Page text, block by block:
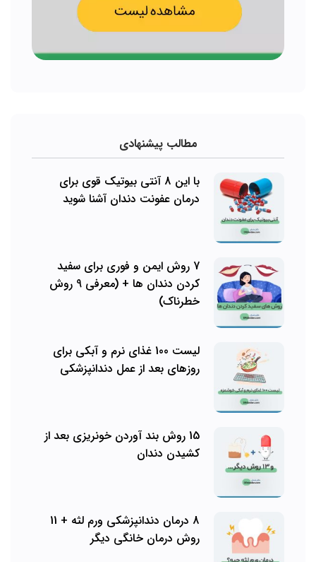
مطالب پیشنهادی
با این 8 آنتی بیوتیک قوی برای
درمان عفونت دندان آشنا شوید
7 روش ایمن و فوری برای سفید
کردن دندان ها + (معرفی 9 روش
خطرناک)
لیست 100 غذای نرم و آبکی برای
روزهای بعد از عمل دندانپزشکی
15 روش بند آوردن خونریزی بعد از
کشیدن دندان
8 درمان دندانپزشکی ورم لثه + 11
روش درمان خانگی دیگر